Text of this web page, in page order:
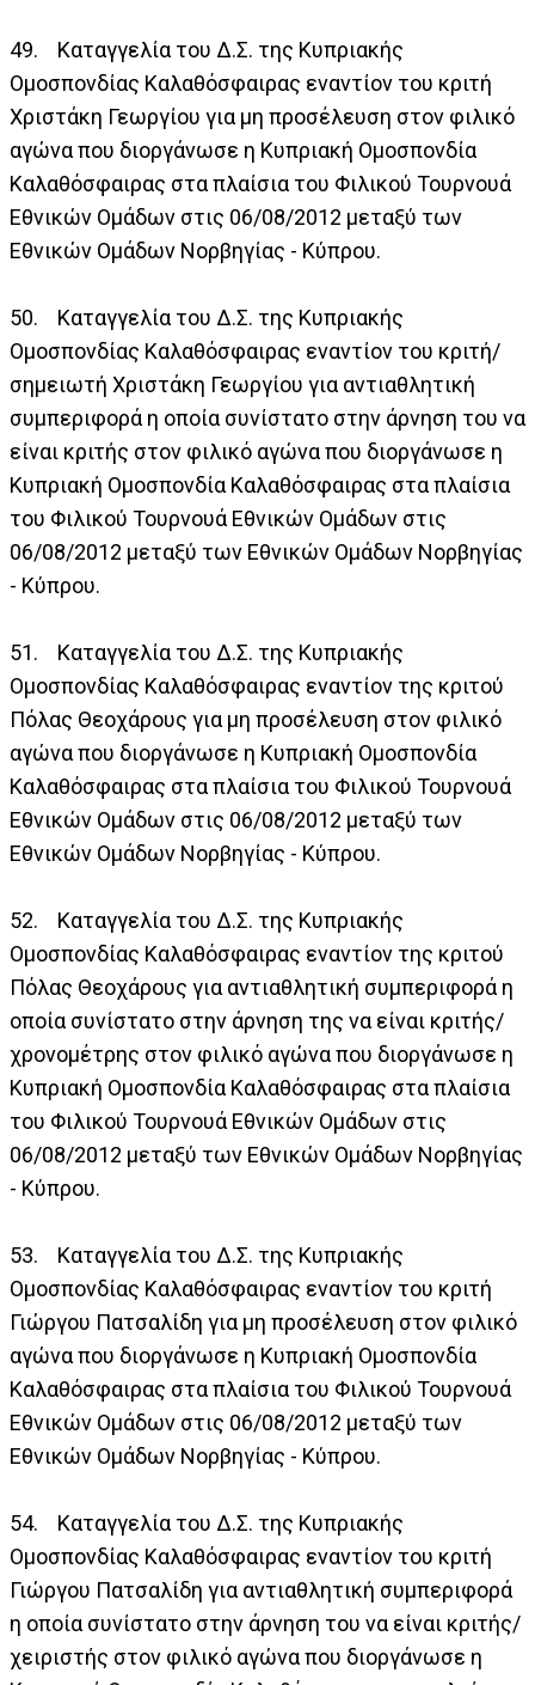
49. Καταγγελία του Δ.Σ. της Κυπριακής
Ομοσπονδίας Καλαθόσφαιρας εναντίον του κριτή
Χριστάκη Γεωργίου για μη προσέλευση στον φιλικό
αγώνα που διοργάνωσε η Κυπριακή Ομοσπονδία
Καλαθόσφαιρας στα πλαίσια του Φιλικού Τουρνουά
Εθνικών Ομάδων στις 06/08/2012 μεταξύ των
Εθνικών Ομάδων Νορβηγίας - Κύπρου.
50. Καταγγελία του Δ.Σ. της Κυπριακής
Ομοσπονδίας Καλαθόσφαιρας εναντίον του κριτή/
σημειωτή Χριστάκη Γεωργίου για αντιαθλητική
συμπεριφορά η οποία συνίστατο στην άρνηση του να
είναι κριτής στον φιλικό αγώνα που διοργάνωσε η
Κυπριακή Ομοσπονδία Καλαθόσφαιρας στα πλαίσια
του Φιλικού Τουρνουά Εθνικών Ομάδων στις
06/08/2012 μεταξύ των Εθνικών Ομάδων Νορβηγίας
- Κύπρου.
51. Καταγγελία του Δ.Σ. της Κυπριακής
Ομοσπονδίας Καλαθόσφαιρας εναντίον της κριτού
Πόλας Θεοχάρους για μη προσέλευση στον φιλικό
αγώνα που διοργάνωσε η Κυπριακή Ομοσπονδία
Καλαθόσφαιρας στα πλαίσια του Φιλικού Τουρνουά
Εθνικών Ομάδων στις 06/08/2012 μεταξύ των
Εθνικών Ομάδων Νορβηγίας - Κύπρου.
52. Καταγγελία του Δ.Σ. της Κυπριακής
Ομοσπονδίας Καλαθόσφαιρας εναντίον της κριτού
Πόλας Θεοχάρους για αντιαθλητική συμπεριφορά η
οποία συνίστατο στην άρνηση της να είναι κριτής/
χρονομέτρης στον φιλικό αγώνα που διοργάνωσε η
Κυπριακή Ομοσπονδία Καλαθόσφαιρας στα πλαίσια
του Φιλικού Τουρνουά Εθνικών Ομάδων στις
06/08/2012 μεταξύ των Εθνικών Ομάδων Νορβηγίας
- Κύπρου.
53. Καταγγελία του Δ.Σ. της Κυπριακής
Ομοσπονδίας Καλαθόσφαιρας εναντίον του κριτή
Γιώργου Πατσαλίδη για μη προσέλευση στον φιλικό
αγώνα που διοργάνωσε η Κυπριακή Ομοσπονδία
Καλαθόσφαιρας στα πλαίσια του Φιλικού Τουρνουά
Εθνικών Ομάδων στις 06/08/2012 μεταξύ των
Εθνικών Ομάδων Νορβηγίας - Κύπρου.
54. Καταγγελία του Δ.Σ. της Κυπριακής
Ομοσπονδίας Καλαθόσφαιρας εναντίον του κριτή
Γιώργου Πατσαλίδη για αντιαθλητική συμπεριφορά
η οποία συνίστατο στην άρνηση του να είναι κριτής/
χειριστής στον φιλικό αγώνα που διοργάνωσε η